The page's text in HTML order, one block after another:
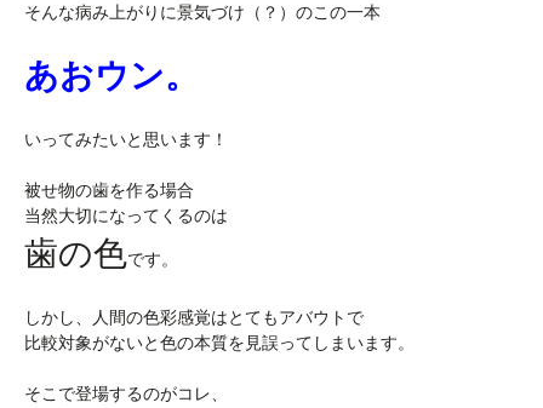
そんな病み上がりに景気づけ（？）のこの一本
あおウン。
いってみたいと思います！
被せ物の歯を作る場合
当然大切になってくるのは
歯の色です。
しかし、人間の色彩感覚はとてもアバウトで
比較対象がないと色の本質を見誤ってしまいます。
そこで登場するのがコレ、